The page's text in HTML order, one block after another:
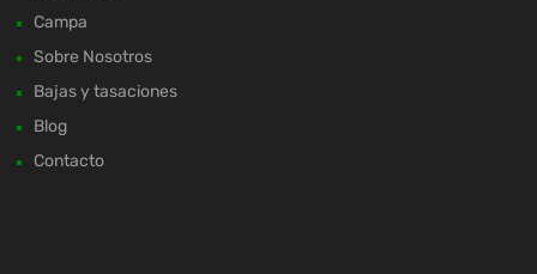
Campa
Sobre Nosotros
Bajas y tasaciones
Blog
Contacto